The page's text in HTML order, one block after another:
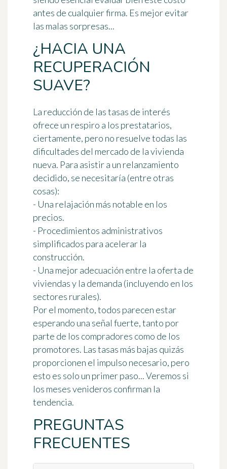
antes de cualquier firma. Es mejor evitar
las malas sorpresas...
¿HACIA UNA
RECUPERACIÓN
SUAVE?
La reducción de las tasas de interés
ofrece un respiro a los prestatarios,
ciertamente, pero no resuelve todas las
dificultades del mercado de la vivienda
nueva. Para asistir a un relanzamiento
decidido, se necesitaría (entre otras
cosas):
- Una relajación más notable en los
precios.
- Procedimientos administrativos
simplificados para acelerar la
construcción.
- Una mejor adecuación entre la oferta de
viviendas y la demanda (incluyendo en los
sectores rurales).
Por el momento, todos parecen estar
esperando una señal fuerte, tanto por
parte de los compradores como de los
promotores. Las tasas más bajas quizás
proporcionen el impulso necesario, pero
esto es solo un primer paso... Veremos si
los meses venideros confirman la
tendencia.
PREGUNTAS
FRECUENTES